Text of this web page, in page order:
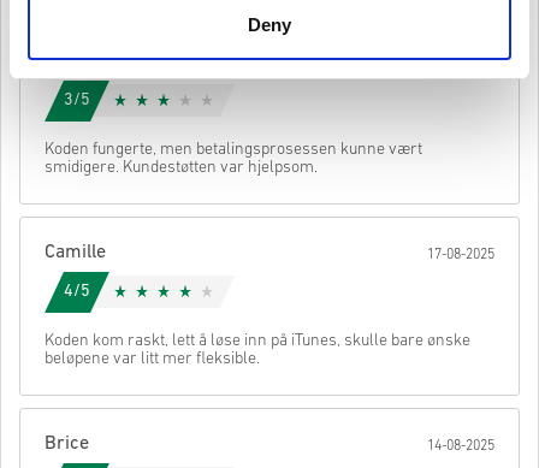
Deny
• Velg produktet ditt
• Skriv inn e-postadressen din
• Fullfør bestillingen
tilgang til koden din.
Du kan motta mer enn én kode for enkelte produkter.
Mathilde 20-08-2025
3/5
Koden fungerte, men betalingsprosessen kunne vært
smidigere. Kundestøtten var hjelpsom.
Camille 17-08-2025
4/5
Koden kom raskt, lett å løse inn på iTunes, skulle bare ønske
beløpene var litt mer fleksible.
Brice 14-08-2025